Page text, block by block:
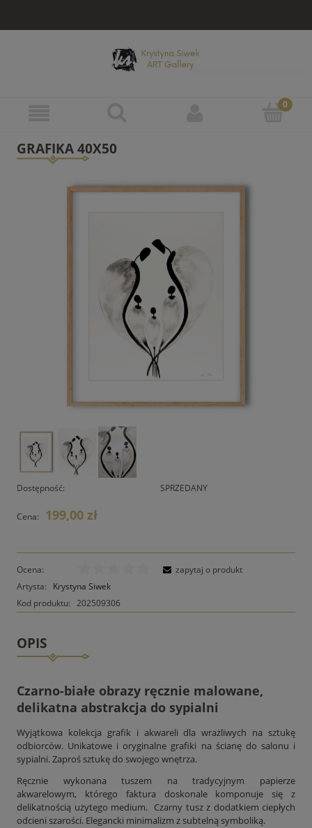
GRAFIKA 40X50
Dostępność: SPRZEDANY
Cena: 199,00 zł
Ocena:
Artysta:
Krystyna Siwek
Kod produktu: 202509306
zapytaj o produkt
OPIS
Czarno-białe obrazy ręcznie malowane,
delikatna abstrakcja do sypialni
Wyjątkowa kolekcja grafik i akwareli dla wrażliwych na sztukę
odbiorców. Unikatowe i oryginalne grafiki na ścianę do salonu i
sypialni. Zaproś sztukę do swojego wnętrza.
Ręcznie wykonana tuszem na tradycyjnym papierze
akwarelowym, którego faktura doskonale komponuje się z
delikatnością użytego medium. Czarny tusz z dodatkiem ciepłych
odcieni szarości. Elegancki minimalizm z subtelną symboliką.